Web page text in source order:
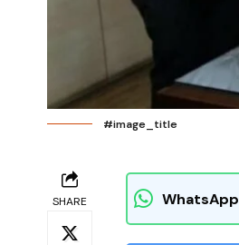
#image_title
SHARE